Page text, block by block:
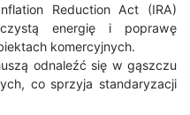
Reduction Act (IRA)
energię i poprawę
komercyjnych.
odnaleźć się w gąszczu
co sprzyja standaryzacji